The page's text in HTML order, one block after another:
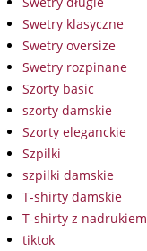
Swetry klasyczne
Swetry oversize
Swetry rozpinane
Szorty basic
szorty damskie
Szorty eleganckie
Szpilki
szpilki damskie
T-shirty damskie
T-shirty z nadrukiem
tiktok